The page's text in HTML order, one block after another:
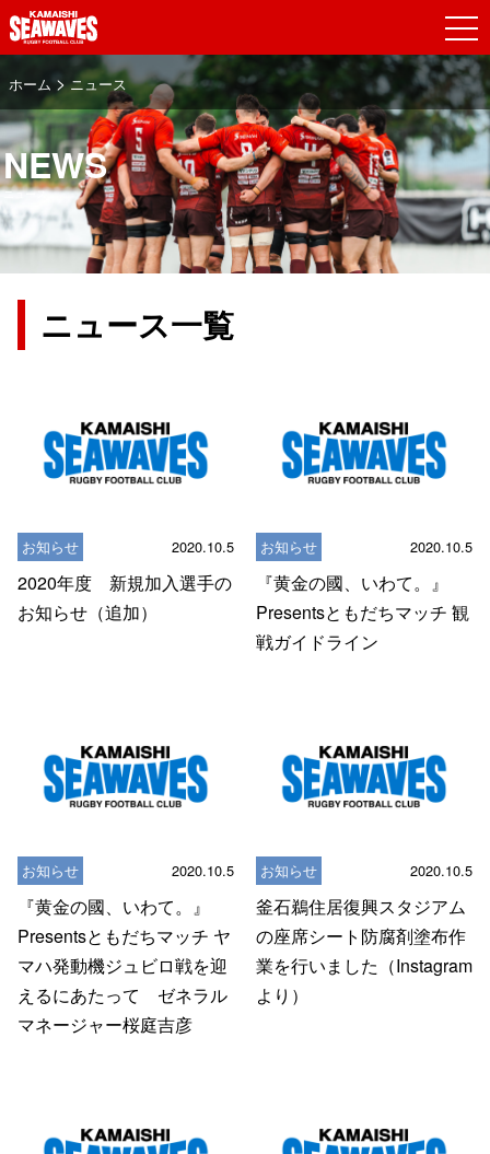
ホーム>ニュース
NEWS
ニュース
ニュース一覧
お知らせ 2020.10.5
2020年度 新規加入選手の
お知らせ（追加）
お知らせ 2020.10.5
『黄金の國、いわて。』
Presentsともだちマッチ 観
戦ガイドライン
お知らせ 2020.10.5
『黄金の國、いわて。』
Presentsともだちマッチ ヤ
マハ発動機ジュビロ戦を迎
えるにあたって ゼネラル
マネージャー桜庭吉彦
お知らせ 2020.10.5
釜石鵜住居復興スタジアム
の 座席シート防腐剤塗布作
業を行いました（Instagram
より）